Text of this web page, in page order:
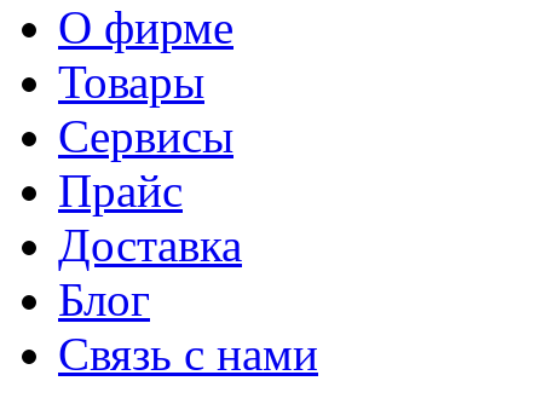
О фирме
Товары
Сервисы
Прайс
Доставка
Блог
Связь с нами